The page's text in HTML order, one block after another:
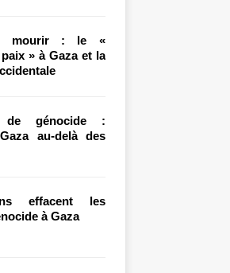
mourir : le «
» à Gaza et la
génocide :
au-delà des
effacent les
à Gaza